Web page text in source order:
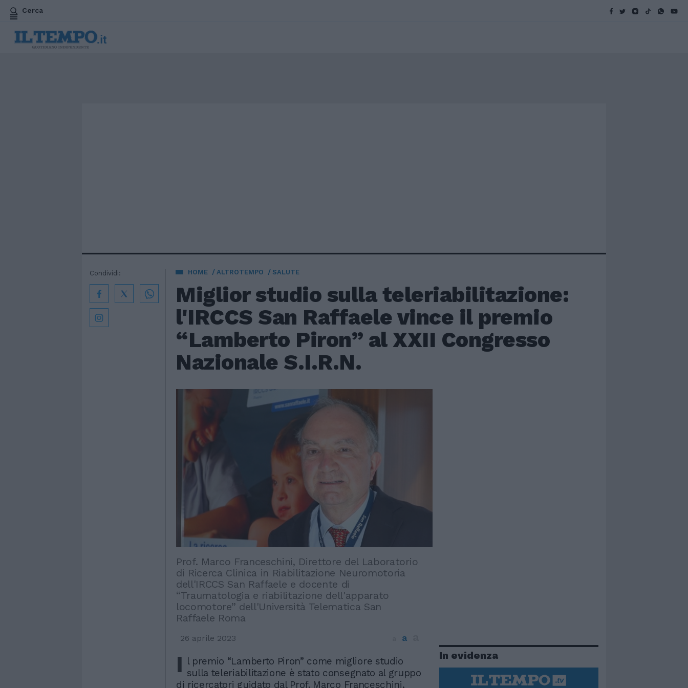
Cerca
HOME ALTROTEMPO SALUTE
Miglior studio sulla teleriabilitazione:
l'IRCCS San Raffaele vince il premio
“Lamberto Piron” al XXII Congresso
Nazionale S.I.R.N.
Condividi:
Prof. Marco Franceschini, Direttore del Laboratorio
di Ricerca Clinica in Riabilitazione Neuromotoria
dell'IRCCS San Raffaele e docente di
“Traumatologia e riabilitazione dell'apparato
locomotore” dell'Università Telematica San
Raffaele Roma
26 aprile 2023 a
I l premio “Lamberto Piron” come migliore studio
sulla teleriabilitazione è stato consegnato al gruppo
di ricercatori guidato dal Prof. Marco Franceschini,
In evidenza